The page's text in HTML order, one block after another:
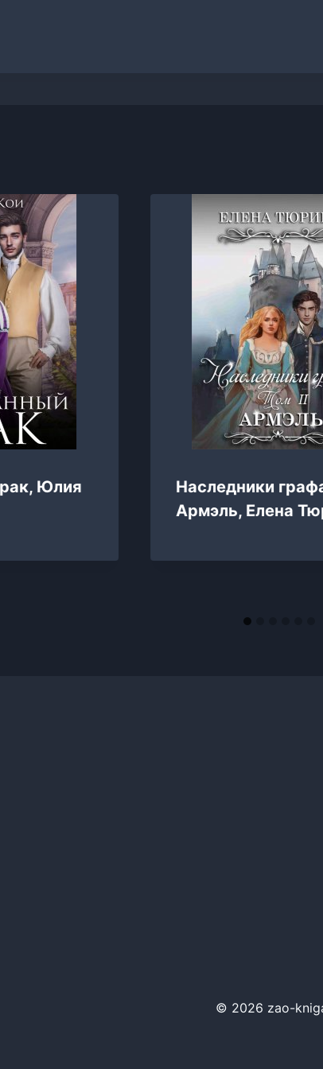
Юлия
Наследники
Армэль, Елена
© 2026 zao-